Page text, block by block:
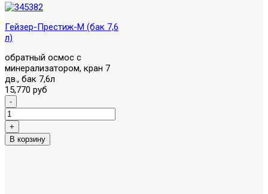
Гейзер-Престиж-M (бак 7,6
л)
обратный осмос с
минерализатором, кран 7
дв., бак 7,6л
15,770 руб